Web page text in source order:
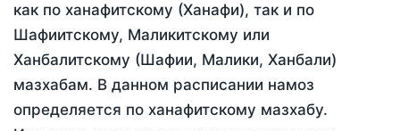
как по ханафитскому (Ханафи), так и по
Шафиитскому, Маликитскому или
Ханбалитскому (Шафии, Малики, Ханбали)
мазхабам. В данном расписании намоз
определяется по ханафитскому мазхабу.